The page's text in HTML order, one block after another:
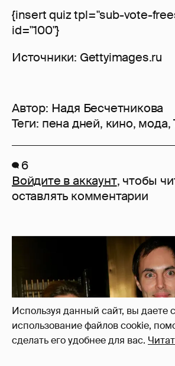
Используя данный сайт, вы даете
использование файлов cookie,
сделать его удобнее для вас.
{insert quiz tpl="sub-vote-
id="100"}
Источники: Gettyimages.ru
Автор: Надя Бесчетникова
Теги: пена дней, кино, мода,
6
Войдите в аккаунт, чтобы
оставлять комментарии